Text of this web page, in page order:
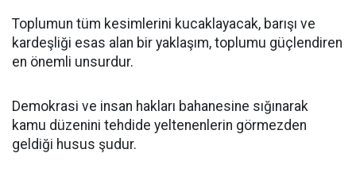
Toplumun tüm kesimlerini kucaklayacak, barışı ve
kardeşliği esas alan bir yaklaşım, toplumu güçlendiren
en önemli unsurdur.
Demokrasi ve insan hakları bahanesine sığınarak
kamu düzenini tehdide yeltenenlerin görmezden
geldiği husus şudur.